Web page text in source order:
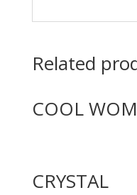
Related
COOL
CRYSTAL